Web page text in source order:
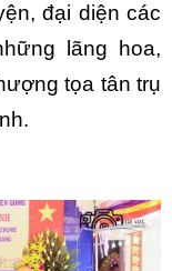
đại diện các
lãng hoa,
tọa tân trụ